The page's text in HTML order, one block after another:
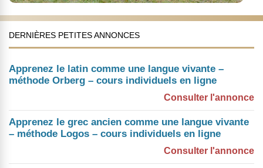
DERNIÈRES PETITES ANNONCES
Apprenez le latin comme une langue vivante –
méthode Orberg – cours individuels en ligne
Consulter l'annonce
Apprenez le grec ancien comme une langue vivante
– méthode Logos – cours individuels en ligne
Consulter l'annonce